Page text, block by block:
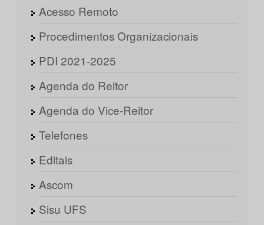
Acesso Remoto
Procedimentos Organizacionais
PDI 2021-2025
Agenda do Reitor
Agenda do Vice-Reitor
Telefones
Editais
Ascom
Sisu UFS